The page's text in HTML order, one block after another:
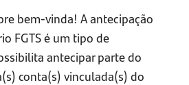
bem-vinda! A antecipação
FGTS é um tipo de
antecipar parte do
conta(s) vinculada(s) do